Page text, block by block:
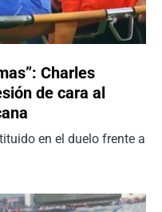
Charles
de cara al
en el duelo frente a